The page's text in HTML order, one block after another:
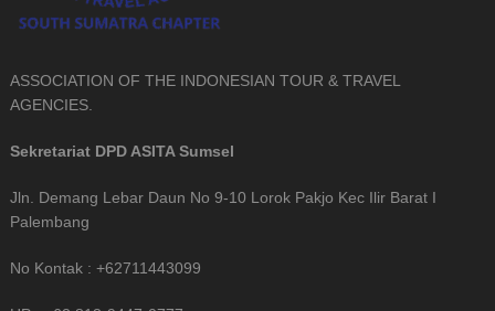
ASSOCIATION OF THE INDONESIAN TOUR & TRAVEL
AGENCIES.
Sekretariat DPD ASITA Sumsel
Jln. Demang Lebar Daun No 9-10 Lorok Pakjo Kec Ilir Barat I
Palembang
No Kontak : +62711443099